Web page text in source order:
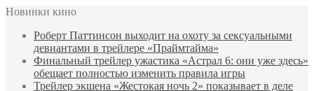
Новинки кино
Роберт Паттинсон выходит на охоту за сексуальными
девиантами в трейлере «Праймтайма»
Финальный трейлер ужастика «Астрал 6: они уже здесь»
обещает полностью изменить правила игры
Трейлер экшена «Жестокая ночь 2» показывает в деле